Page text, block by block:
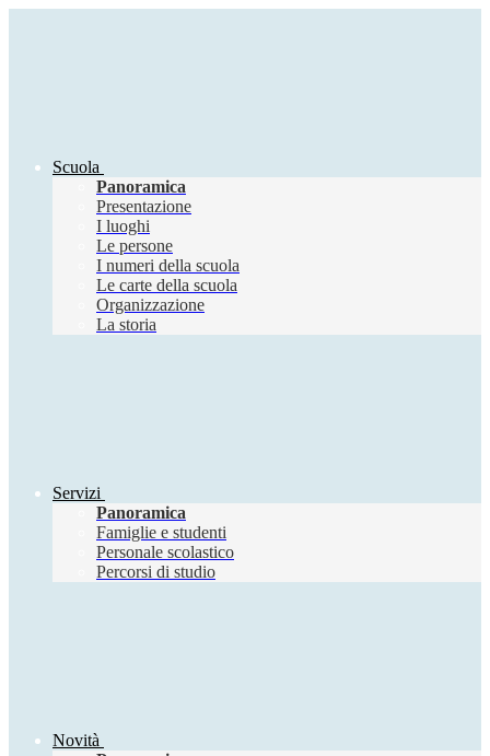
Scuola
Panoramica
Presentazione
I luoghi
Le persone
I numeri della scuola
Le carte della scuola
Organizzazione
La storia
Servizi
Panoramica
Famiglie e studenti
Personale scolastico
Percorsi di studio
Novità